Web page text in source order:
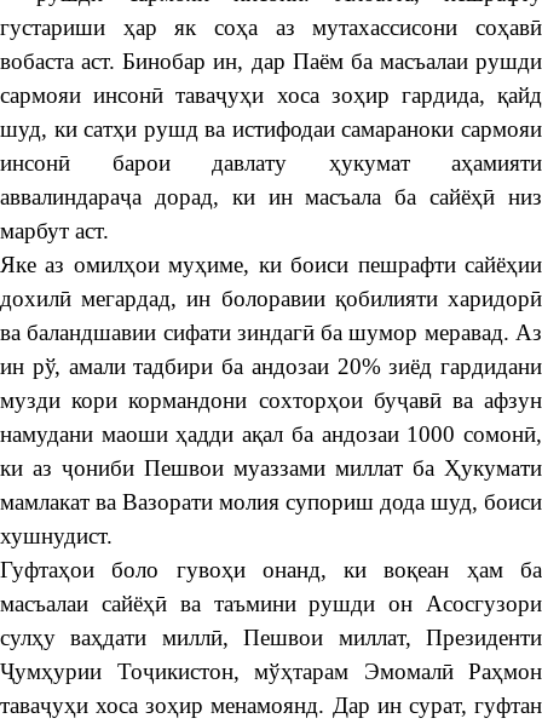
густариши ҳар як соҳа аз мутахассисони соҳавӣ
вобаста аст. Бинобар ин, дар Паём ба масъалаи рушди
сармояи инсонӣ таваҷуҳи хоса зоҳир гардида, қайд
шуд, ки сатҳи рушд ва истифодаи самараноки сармояи
инсонӣ барои давлату ҳукумат аҳамияти
аввалиндараҷа дорад, ки ин масъала ба сайёҳӣ низ
марбут аст.
Яке аз омилҳои муҳиме, ки боиси пешрафти сайёҳии
дохилӣ мегардад, ин болоравии қобилияти харидорӣ
ва баландшавии сифати зиндагӣ ба шумор меравад. Аз
ин рў, амали тадбири ба андозаи 20% зиёд гардидани
музди кори кормандони сохторҳои буҷавӣ ва афзун
намудани маоши ҳадди ақал ба андозаи 1000 сомонӣ,
ки аз ҷониби Пешвои муаззами миллат ба Ҳукумати
мамлакат ва Вазорати молия супориш дода шуд, боиси
хушнудист.
Гуфтаҳои боло гувоҳи онанд, ки воқеан ҳам ба
масъалаи сайёҳӣ ва таъмини рушди он Асосгузори
сулҳу ваҳдати миллӣ, Пешвои миллат, Президенти
Ҷумҳурии Тоҷикистон, мўҳтарам Эмомалӣ Раҳмон
таваҷуҳи хоса зоҳир менамоянд. Дар ин сурат, гуфтан